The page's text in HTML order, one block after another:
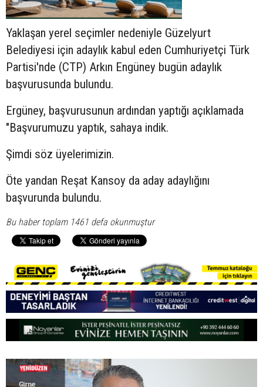
Yaklaşan yerel seçimler nedeniyle Güzelyurt
Belediyesi için adaylık kabul eden Cumhuriyetçi Türk
Partisi'nde (CTP) Arkın Engüney bugün adaylık
başvurusunda bulundu.
Ergüney, başvurusunun ardından yaptığı açıklamada
"Başvurumuzu yaptık, sahaya indik.
Şimdi söz üyelerimizin.
Öte yandan Reşat Kansoy da aday adaylığını
başvurunda bulundu.
Bu haber toplam 1461 defa okunmuştur